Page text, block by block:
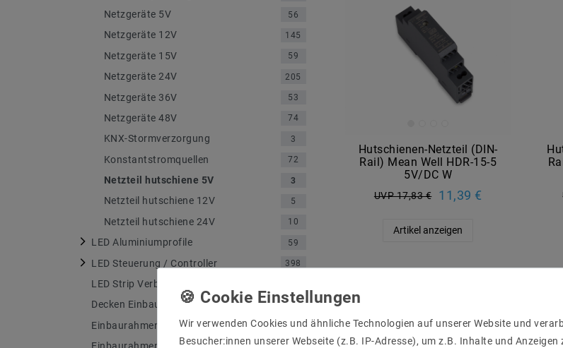
Netzgeräte 5V 56
Netzgeräte 12V 145
Netzgeräte 15V 59
Netzgeräte 24V 205
Netzgeräte 36V 53
Netzgeräte 48V 74
KNX-Stormverzorgung 3
Konstantstromquellen 72
Netzteil hutschiene 5V 3
Netzteil hutschiene 12V 5
Netzteil hutschiene 24V 10
LED Aluminiumprofile 59
LED Steuerung / Controller 398
LED Strip Verbinder / Stecker
Decken Einbaurahmen 123
Einbaurahmen GU10 SET 54
Hutschienen-Netzteil (DIN-
Rail) Mean Well HDR-15-5
5V/DC W
UVP 17,83 € 11,39 €
Artikel anzeigen
Wir verwenden Cookies und ähnliche Technologien auf unserer Website und
Besucher:innen unserer Webseite (z.B. IP-Adresse), um z.B. Inhalte und